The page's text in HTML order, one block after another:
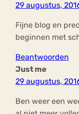
29 augustus,
Fijne blog en
beginnen met
Beantwoorden
Just me
29 augustus,
Ben weer een